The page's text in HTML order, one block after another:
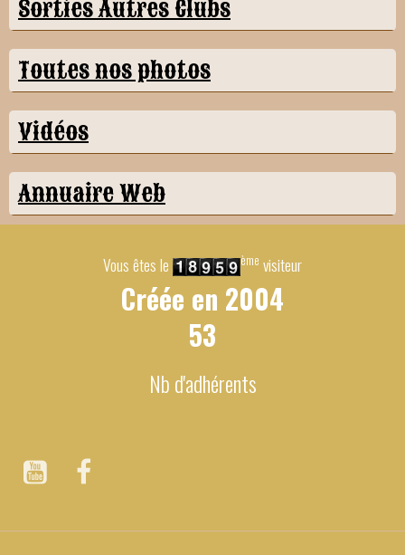
Sorties Autres Clubs
Toutes nos photos
Vidéos
Annuaire Web
Vous êtes le ème visiteur
Créée en 2004
53
Nb d'adhérents